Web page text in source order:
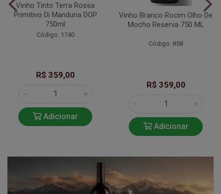
Vinho Tinto Terra Rossa
Primitivo Di Manduria DOP
750ml
Código: 1740
R$ 359,00
Adicionar
Vinho Branco Rocim Olho De
Mocho Reserva 750 ML
Código: 858
R$ 359,00
Adicionar